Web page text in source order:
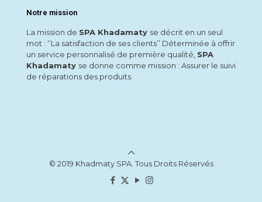
Notre mission
La mission de SPA Khadamaty se décrit en un seul
mot : ‘’La satisfaction de ses clients’’ Déterminée à offrir
un service personnalisé de première qualité, SPA
Khadamaty se donne comme mission : Assurer le suivi
de réparations des produits.
© 2019 Khadmaty SPA. Tous Droits Réservés